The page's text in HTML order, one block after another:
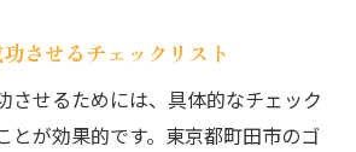
させるチェックリスト
させるためには、具体的なチェック
とが効果的です。東京都町田市のゴ